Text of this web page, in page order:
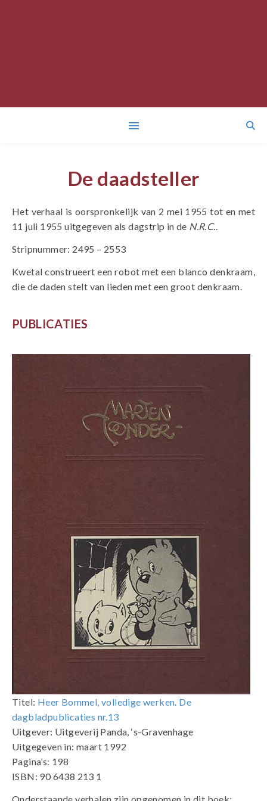
De daadsteller
Het verhaal is oorspronkelijk van 2 mei 1955 tot en met
11 juli 1955 uitgegeven als dagstrip in de N.R.C..
Stripnummer: 2495 – 2553
Kwetal construeert een robot met een blanco denkraam,
die de daden stelt van lieden met een groot denkraam.
PUBLICATIES
Titel: Heer Bommel, volledige werken. De
dagbladpublicaties nr.13
Uitgever: Uitgeverij Panda, ‘s-Gravenhage
Uitgegeven in: maart 1992
Pagina’s: 198
ISBN: 90 6438 213 1